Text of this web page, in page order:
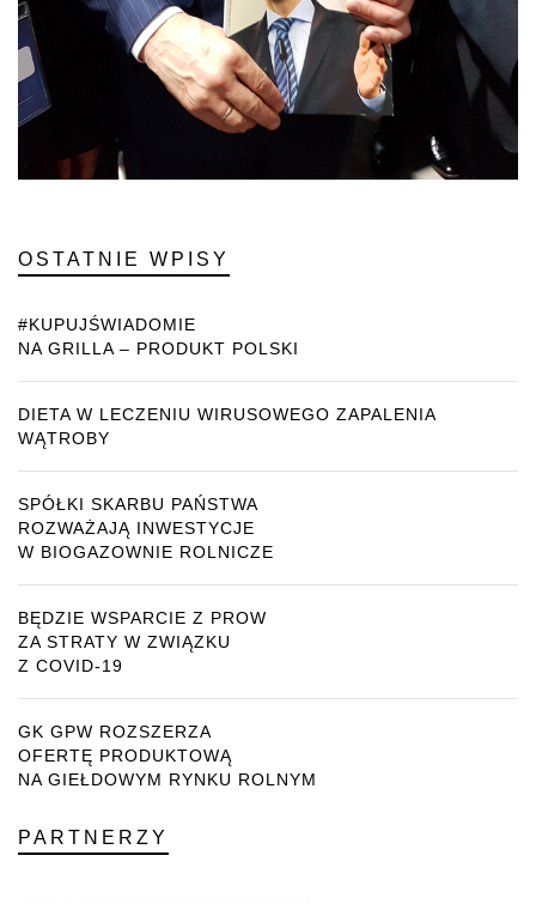
OSTATNIE WPISY
#KUPUJŚWIADOMIE
NA GRILLA – PRODUKT POLSKI
DIETA W LECZENIU WIRUSOWEGO ZAPALENIA
WĄTROBY
SPÓŁKI SKARBU PAŃSTWA
ROZWAŻAJĄ INWESTYCJE
W BIOGAZOWNIE ROLNICZE
BĘDZIE WSPARCIE Z PROW
ZA STRATY W ZWIĄZKU
Z COVID-19
GK GPW ROZSZERZA
OFERTĘ PRODUKTOWĄ
NA GIEŁDOWYM RYNKU ROLNYM
PARTNERZY